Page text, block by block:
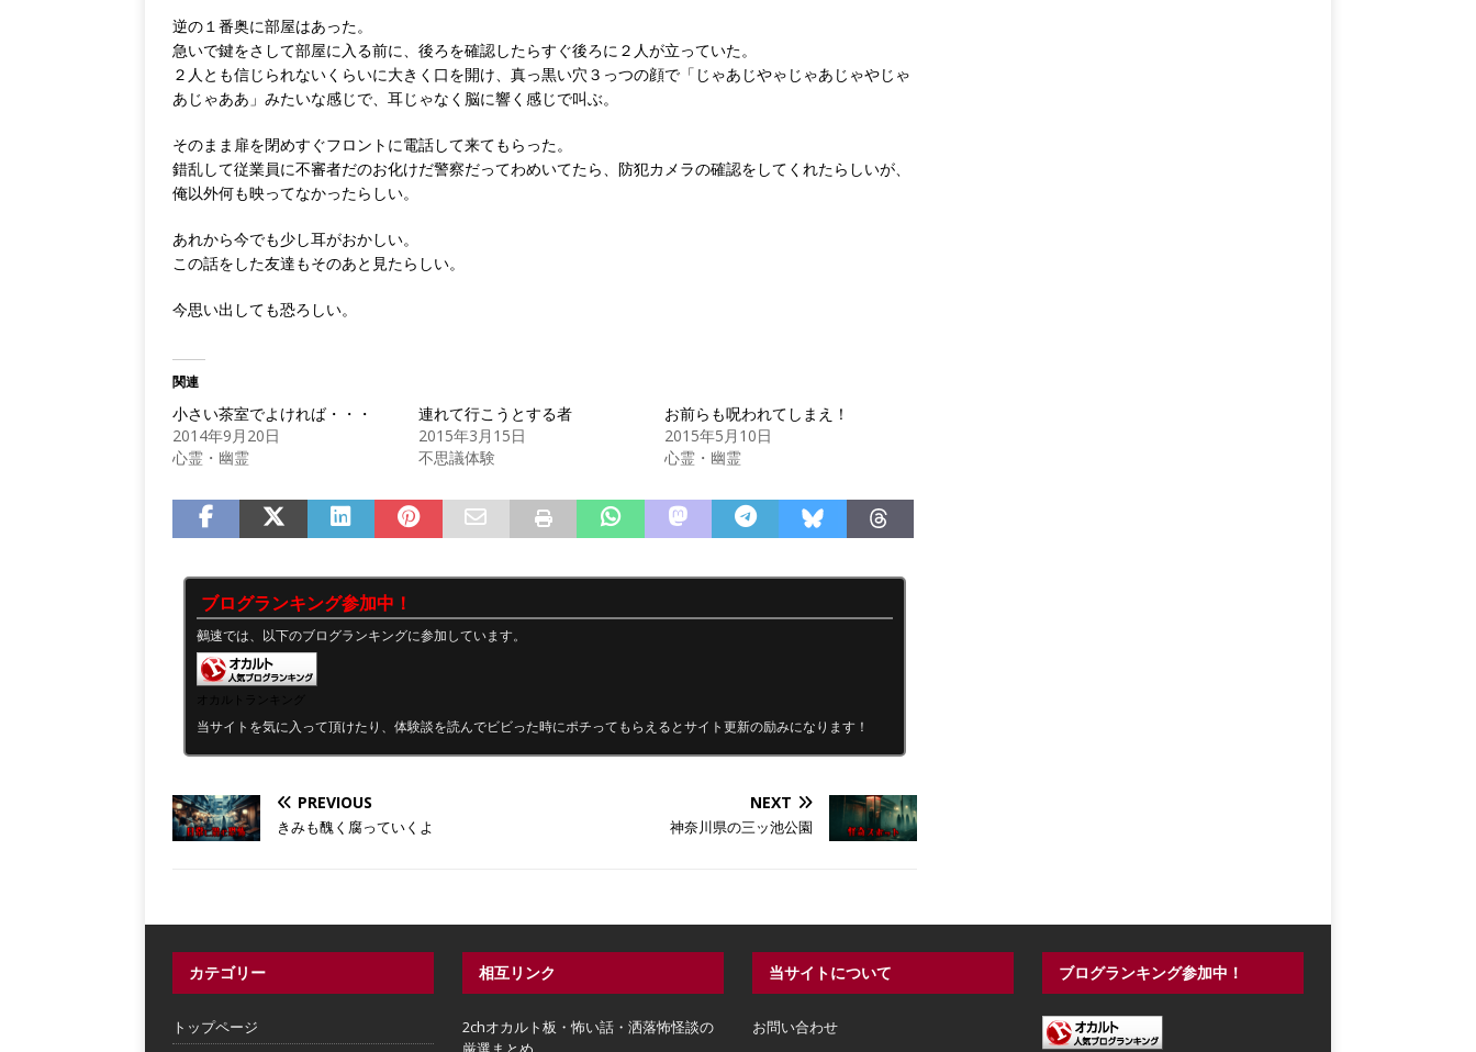
逆の１番奥に部屋はあった。
急いで鍵をさして部屋に入る前に、後ろを確認したらすぐ後ろに２人が立っていた。
２人とも信じられないくらいに大きく口を開け、真っ黒い穴３っつの顔で「じゃあじやゃじゃあじゃやじゃ
あじゃああ」みたいな感じで、耳じゃなく脳に響く感じで叫ぶ。
そのまま扉を閉めすぐフロントに電話して来てもらった。
錯乱して従業員に不審者だのお化けだ警察だってわめいてたら、防犯カメラの確認をしてくれたらしいが、
俺以外何も映ってなかったらしい。
あれから今でも少し耳がおかしい。
この話をした友達もそのあと見たらしい。
今思い出しても恐ろしい。
関連
小さい茶室でよければ・・・
2014年9月20日
心霊・幽霊
連れて行こうとする者
2015年3月15日
不思議体験
お前らも呪われてしまえ！
2015年5月10日
心霊・幽霊
ブログランキング参加中！
鵺速では、以下のブログランキングに参加しています。
当サイトを気に入って頂けたり、体験談を読んでビビった時にポチってもらえるとサイト更新の励みになります！
PREVIOUS
きみも醜く腐っていくよ
NEXT
神奈川県の三ッ池公園
カテゴリー
トップページ
相互リンク
2chオカルト板・怖い話・洒落怖怪談の
当サイトについて
お問い合わせ
ブログランキング参加中！